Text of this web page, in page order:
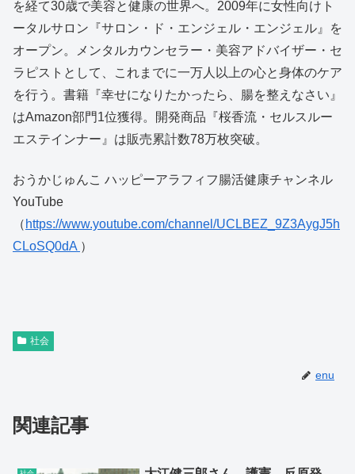
を経て30歳で美容と健康の世界へ。2009年に女性向けト
ータルサロン『サロン・ド・エンジェル・エンジェル』を
オープン。メンタルカウンセラー・美容アドバイザー・セ
ラピストとして、これまでに一万人以上の心と身体のケア
を行う。書籍『幸せになりたかったら、腸を整えなさい』
はAmazon部門1位獲得。開発商品『桜香流・セルスルー
エステインナー』は販売累計数78万枚突破。
おうかじゅんこ ハッピーアラフィフ腸活健康チャンネル
YouTube
（ https://www.youtube.com/channel/UCLBEZ_9Z3AygJ5h
CLoSQ0dA ）
社会
enu
関連記事